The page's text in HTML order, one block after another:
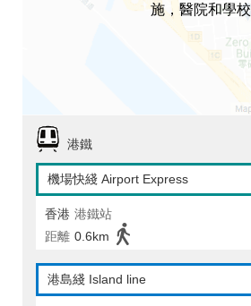
施，醫院和學校
港鐵
機場快綫 Airport Express
香港 港鐵站
距離 0.6km
港島綫 Island line